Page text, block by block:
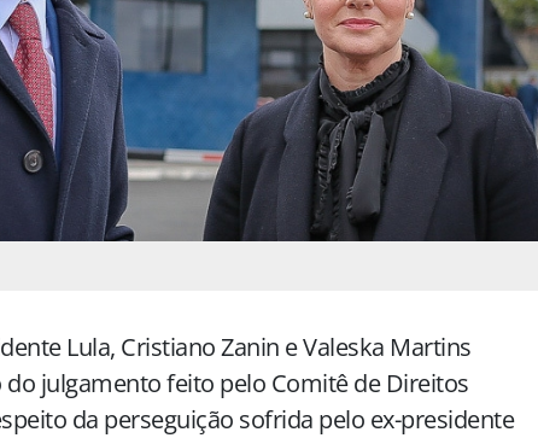
Lula, Cristiano Zanin e Valeska Martins
julgamento feito pelo Comitê de Direitos
da perseguição sofrida pelo ex-presidente